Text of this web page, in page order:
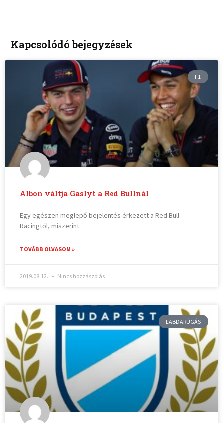
Kapcsolódó bejegyzések
F1
Albon váltja Gaslyt a Red Bullnál
Egy egészen meglepő bejelentés érkezett a Red Bull
Racingtől, miszerint
TOVÁBB OLVASOM »
2019.08.12. Nincs hozzászólás
LABDARÚGÁS